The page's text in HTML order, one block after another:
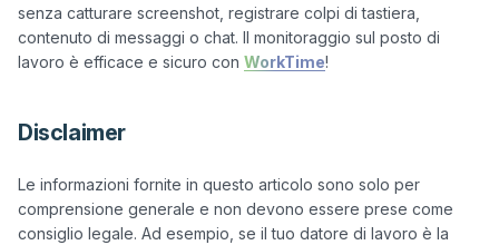
senza catturare screenshot, registrare colpi di tastiera,
contenuto di messaggi o chat. Il monitoraggio sul posto di
lavoro è efficace e sicuro con WorkTime
Disclaimer
Le informazioni fornite in questo articolo sono solo per
comprensione generale e non devono essere prese come
consiglio legale. Ad esempio, se il tuo datore di lavoro è la